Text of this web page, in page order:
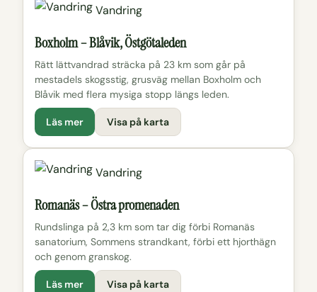
Vandring
Boxholm – Blåvik, Östgötaleden
Rätt lättvandrad sträcka på 23 km som går på
mestadels skogsstig, grusväg mellan Boxholm och
Blåvik med flera mysiga stopp längs leden.
Läs mer Visa på karta
Vandring
Romanäs – Östra promenaden
Rundslinga på 2,3 km som tar dig förbi Romanäs
sanatorium, Sommens strandkant, förbi ett hjorthägn
och genom granskog.
Läs mer Visa på karta